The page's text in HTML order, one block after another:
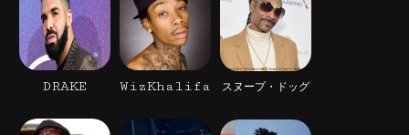
DRAKE WizKhalifa スヌープ・ドッグ